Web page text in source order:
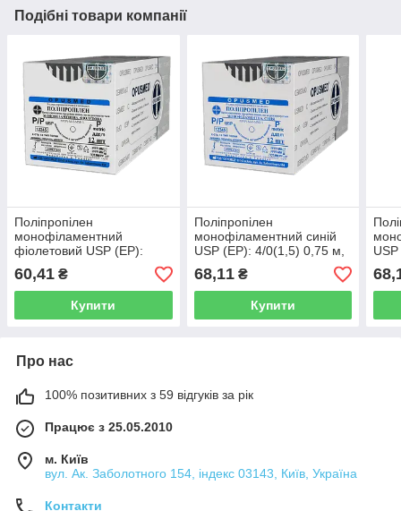
Подібні товари компанії
Поліпропілен
монофіламентний
фіолетовий USP (EP):
4/0(1,5), 0,75 м, Ріжуча
голка 16мм 3/8,
OPUSMED®
60,41 ₴
Купити
Поліпропілен
монофіламентний синій
USP (EP): 4/0(1,5) 0,75 м,
Ріжуча голка 22мм 1/2,
OPUSMED®
68,11₴
Купити
Про нас
100% позитивних з 59 відгуків за рік
Працює з 25.05.2010
м. Київ
вул. Ак. Заболотного 154, індекс 03143, Київ, Україна
Контакти